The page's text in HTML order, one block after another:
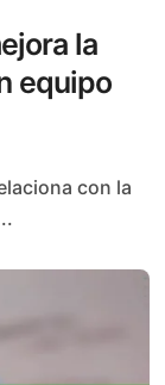
la
equipo